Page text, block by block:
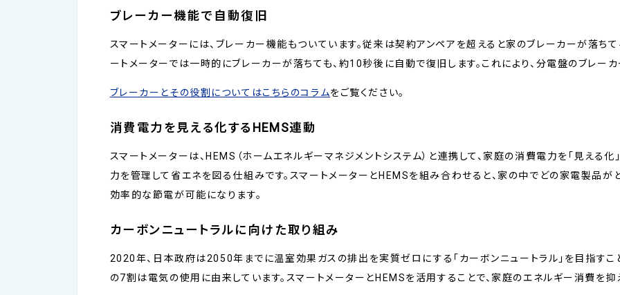
ブレーカー機能で自動復旧
スマートメーターには、ブレーカー機能もついています。従来は契約アンペアを超えると家のブレーカーが落ち
ートメーターでは一時的にブレーカーが落ちても、約10秒後に自動で復旧します。これにより、分電盤のブレー
ブレーカーとその役割についてはこちらのコラムをご覧ください。
消費電力を見える化するHEMS連動
スマートメーターは、HEMS（ホームエネルギーマネジメントシステム）と連携して、家庭の消費電力を「見える
力を管理して省エネを図る仕組みです。スマートメーターとHEMSを組み合わせると、家の中でどの家電製品が
効率的な節電が可能になります。
カーボンニュートラルに向けた取り組み
2020年、日本政府は2050年までに温室効果ガスの排出を実質ゼロにする「カーボンニュートラル」を目指す
の7割は電気の使用に由来しています。スマートメーターとHEMSを活用することで、家庭のエネルギー消費を抑